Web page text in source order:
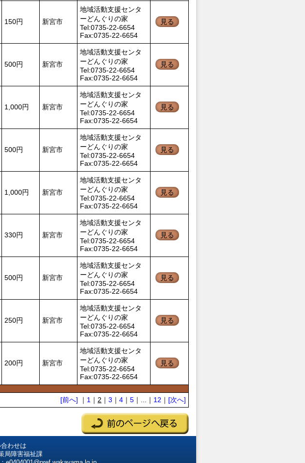
150円 新宮市
地域活動支援センタ
ーどんぐりの家
Tel:0735-22-6654
Fax:0735-22-6654
見る
500円 新宮市
地域活動支援センタ
ーどんぐりの家
Tel:0735-22-6654
Fax:0735-22-6654
見る
1,000円 新宮市
地域活動支援センタ
ーどんぐりの家
Tel:0735-22-6654
Fax:0735-22-6654
見る
500円 新宮市
地域活動支援センタ
ーどんぐりの家
Tel:0735-22-6654
Fax:0735-22-6654
見る
1,000円 新宮市
地域活動支援センタ
ーどんぐりの家
Tel:0735-22-6654
Fax:0735-22-6654
見る
330円 新宮市
地域活動支援センタ
ーどんぐりの家
Tel:0735-22-6654
Fax:0735-22-6654
見る
500円 新宮市
地域活動支援センタ
ーどんぐりの家
Tel:0735-22-6654
Fax:0735-22-6654
見る
250円 新宮市
地域活動支援センタ
ーどんぐりの家
Tel:0735-22-6654
Fax:0735-22-6654
見る
200円 新宮市
地域活動支援センタ
ーどんぐりの家
Tel:0735-22-6654
Fax:0735-22-6654
見る
[前へ] ｜ 1 ｜ 2 ｜ 3 ｜ 4 ｜ 5 ｜...｜ 12 ｜ [次へ]
わせは
局障害福祉課